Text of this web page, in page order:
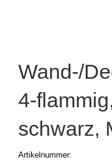
Wand-/
4-
schwarz,
Artikelnummer: